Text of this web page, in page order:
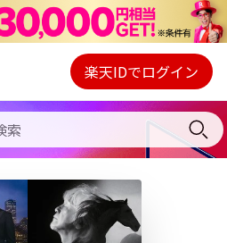
Webプレイヤー
ご契約内容の確認・変更
楽天IDでログイン